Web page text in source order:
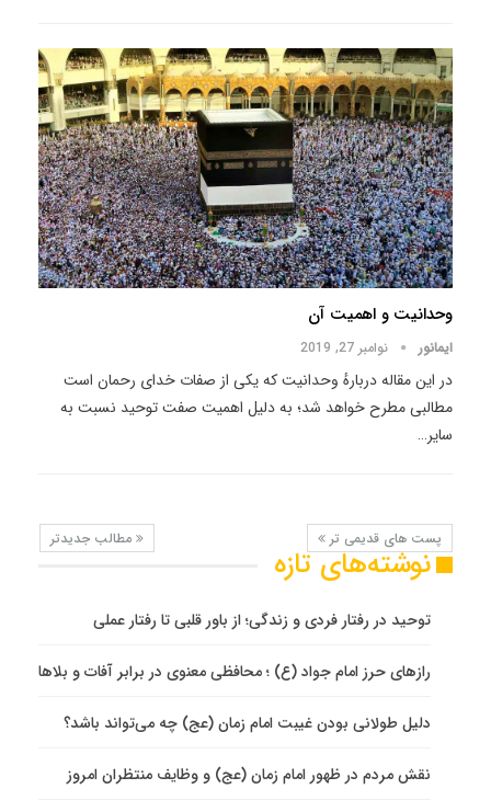
وحدانیت و اهمیت آن
ایمانور نوامبر 27, 2019
در این مقاله دربارهٔ وحدانیت که یکی از صفات خدای رحمان است
مطالبی مطرح خواهد شد؛ به دلیل اهمیت صفت توحید نسبت به
سایر…
پست های قدیمی تر مطالب جدیدتر
نوشته‌های تازه
توحید در رفتار فردی و زندگی؛ از باور قلبی تا رفتار عملی
رازهای حرز امام جواد (ع) ؛ محافظی معنوی در برابر آفات و بلاها
دلیل طولانی بودن غیبت امام زمان (عج) چه می‌تواند باشد؟
نقش مردم در ظهور امام زمان (عج) و وظایف منتظران امروز